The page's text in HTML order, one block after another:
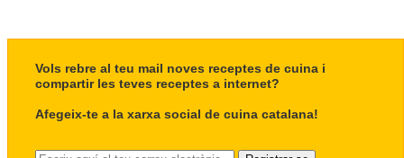
Vols rebre al teu mail noves receptes de cuina i
compartir les teves receptes a internet?
Afegeix-te a la xarxa social de cuina catalana!